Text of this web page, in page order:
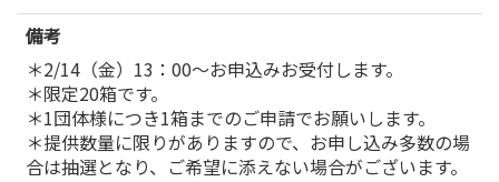
備考
＊2/14（金）13：00～お申込みお受付します。
＊限定20箱です。
＊1団体様につき1箱までのご申請でお願いします。
＊提供数量に限りがありますので、お申し込み多数の場
合は抽選となり、ご希望に添えない場合がございます。